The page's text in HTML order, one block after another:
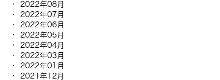
2022年08月
2022年07月
2022年06月
2022年05月
2022年04月
2022年03月
2022年01月
2021年12月